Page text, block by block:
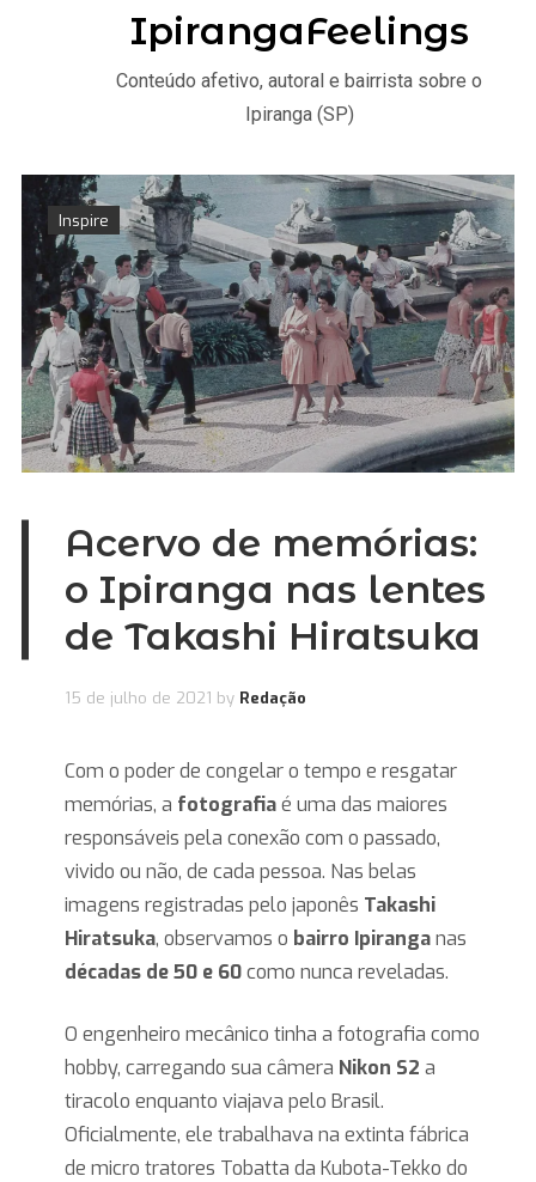
Inspire
Acervo de memórias:
o Ipiranga nas lentes
de Takashi Hiratsuka
15 de julho de 2021 by Redação
Com o poder de congelar o tempo e resgatar
memórias, a fotografiaé uma das maiores
responsáveis pela conexão com o passado,
vivido ou não, de cada pessoa. Nas belas
imagens registradas pelo japonês Takashi
Hiratsuka, observamos o bairro Ipiranganas
décadas de 50 e 60como nunca reveladas.
O engenheiro mecânico tinha a fotografia como
hobby, carregando sua câmera Nikon S2 a
tiracolo enquanto viajava pelo Brasil.
Oficialmente, ele trabalhava na extinta fábrica
de micro tratores Tobatta da Kubota-Tekko do
IpirangaFeelings
Conteúdo afetivo, autoral e bairrista sobre o
Ipiranga (SP)